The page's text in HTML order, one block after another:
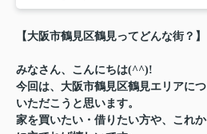
【大阪市鶴見区鶴見ってどんな街？】
みなさん、こんにちは(^^)!
今回は、大阪市鶴見区鶴見エリアに
いただこうと思います。
家を買いたい・借りたい方や、これ